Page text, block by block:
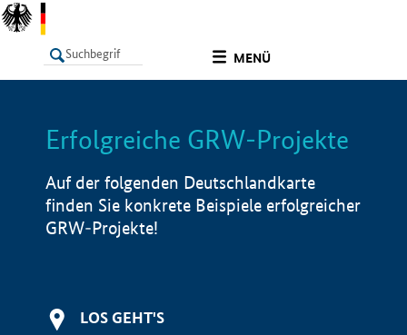
MENÜ
LISTE Info
Erfolgreiche GRW-Projekte
Auf der folgenden Deutschlandkarte
finden Sie konkrete Beispiele erfolgreicher
GRW-Projekte!
LOS GEHT'S